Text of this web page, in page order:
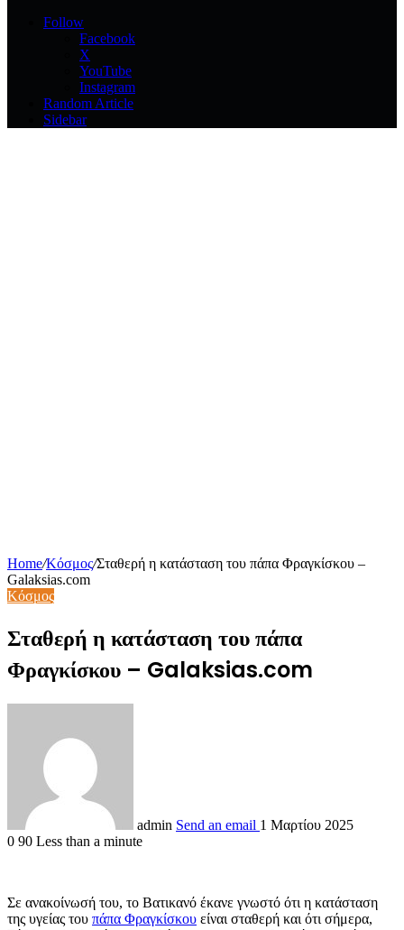
Follow
Facebook
X
YouTube
Instagram
Random Article
Sidebar
Home/Κόσμος/Σταθερή η κατάσταση του πάπα Φραγκίσκου –
Galaksias.com
Κόσμος
Σταθερή η κατάσταση του πάπα
Φραγκίσκου – Galaksias.com
admin Send an email 1 Μαρτίου 2025
0 90 Less than a minute
Σε ανακοίνωσή του, το Βατικανό έκανε γνωστό ότι η κατάσταση
της υγείας του πάπα Φραγκίσκου είναι σταθερή και ότι σήμερα,